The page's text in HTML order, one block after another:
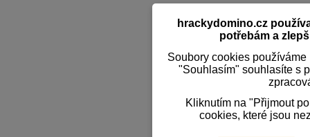
hrackydomino.cz
potřebám a
Soubory cookies
"Souhlasím" souhlasíte s
Kliknutím na "Přijmout
cookies, které jsou